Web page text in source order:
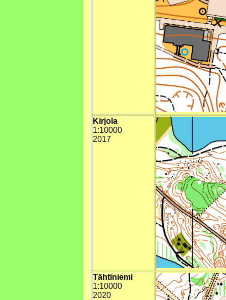
Kirjola
1:10000
2017
Tähtiniemi
1:10000
2020